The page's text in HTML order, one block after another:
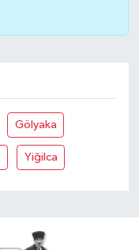
Gölyaka
Yiğilca